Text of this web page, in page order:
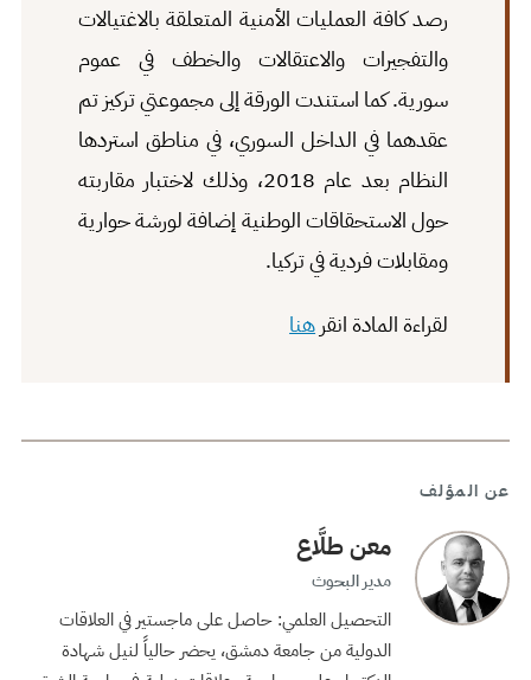
رصد كافة العمليات الأمنية المتعلقة بالاغتيالات
والتفجيرات والاعتقالات والخطف في عموم
سورية. كما استندت الورقة إلى مجموعتي تركيز تم
عقدهما في الداخل السوري، في مناطق استردها
النظام بعد عام 2018، وذلك لاختبار مقاربته
حول الاستحقاقات الوطنية إضافة لورشة حوارية
ومقابلات فردية في تركيا.
لقراءة المادة انقر هنا
عن المؤلف
معن طلَّاع
مدير البحوث
التحصيل العلمي: حاصل على ماجستير في العلاقات
الدولية من جامعة دمشق، يحضر حالياً لنيل شهادة